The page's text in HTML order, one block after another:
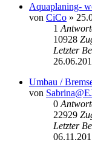
Aquaplaning-
von CiCo »
1
10928
Letzter
Umbau /
von
0
22929
Letzter